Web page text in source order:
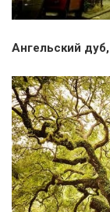
Ангельский